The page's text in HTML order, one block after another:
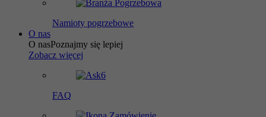
Namioty pogrzebowe
O nas
O nasPoznajmy się lepiej
Zobacz więcej
FAQ